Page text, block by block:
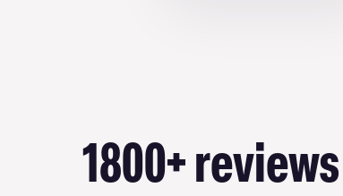
1800+ reviews